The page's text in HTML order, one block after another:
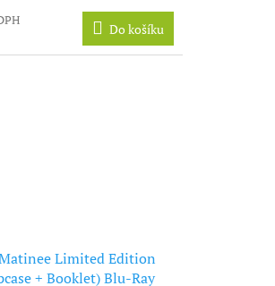
Do košíku
Limited Edition
+ Booklet) Blu-Ray